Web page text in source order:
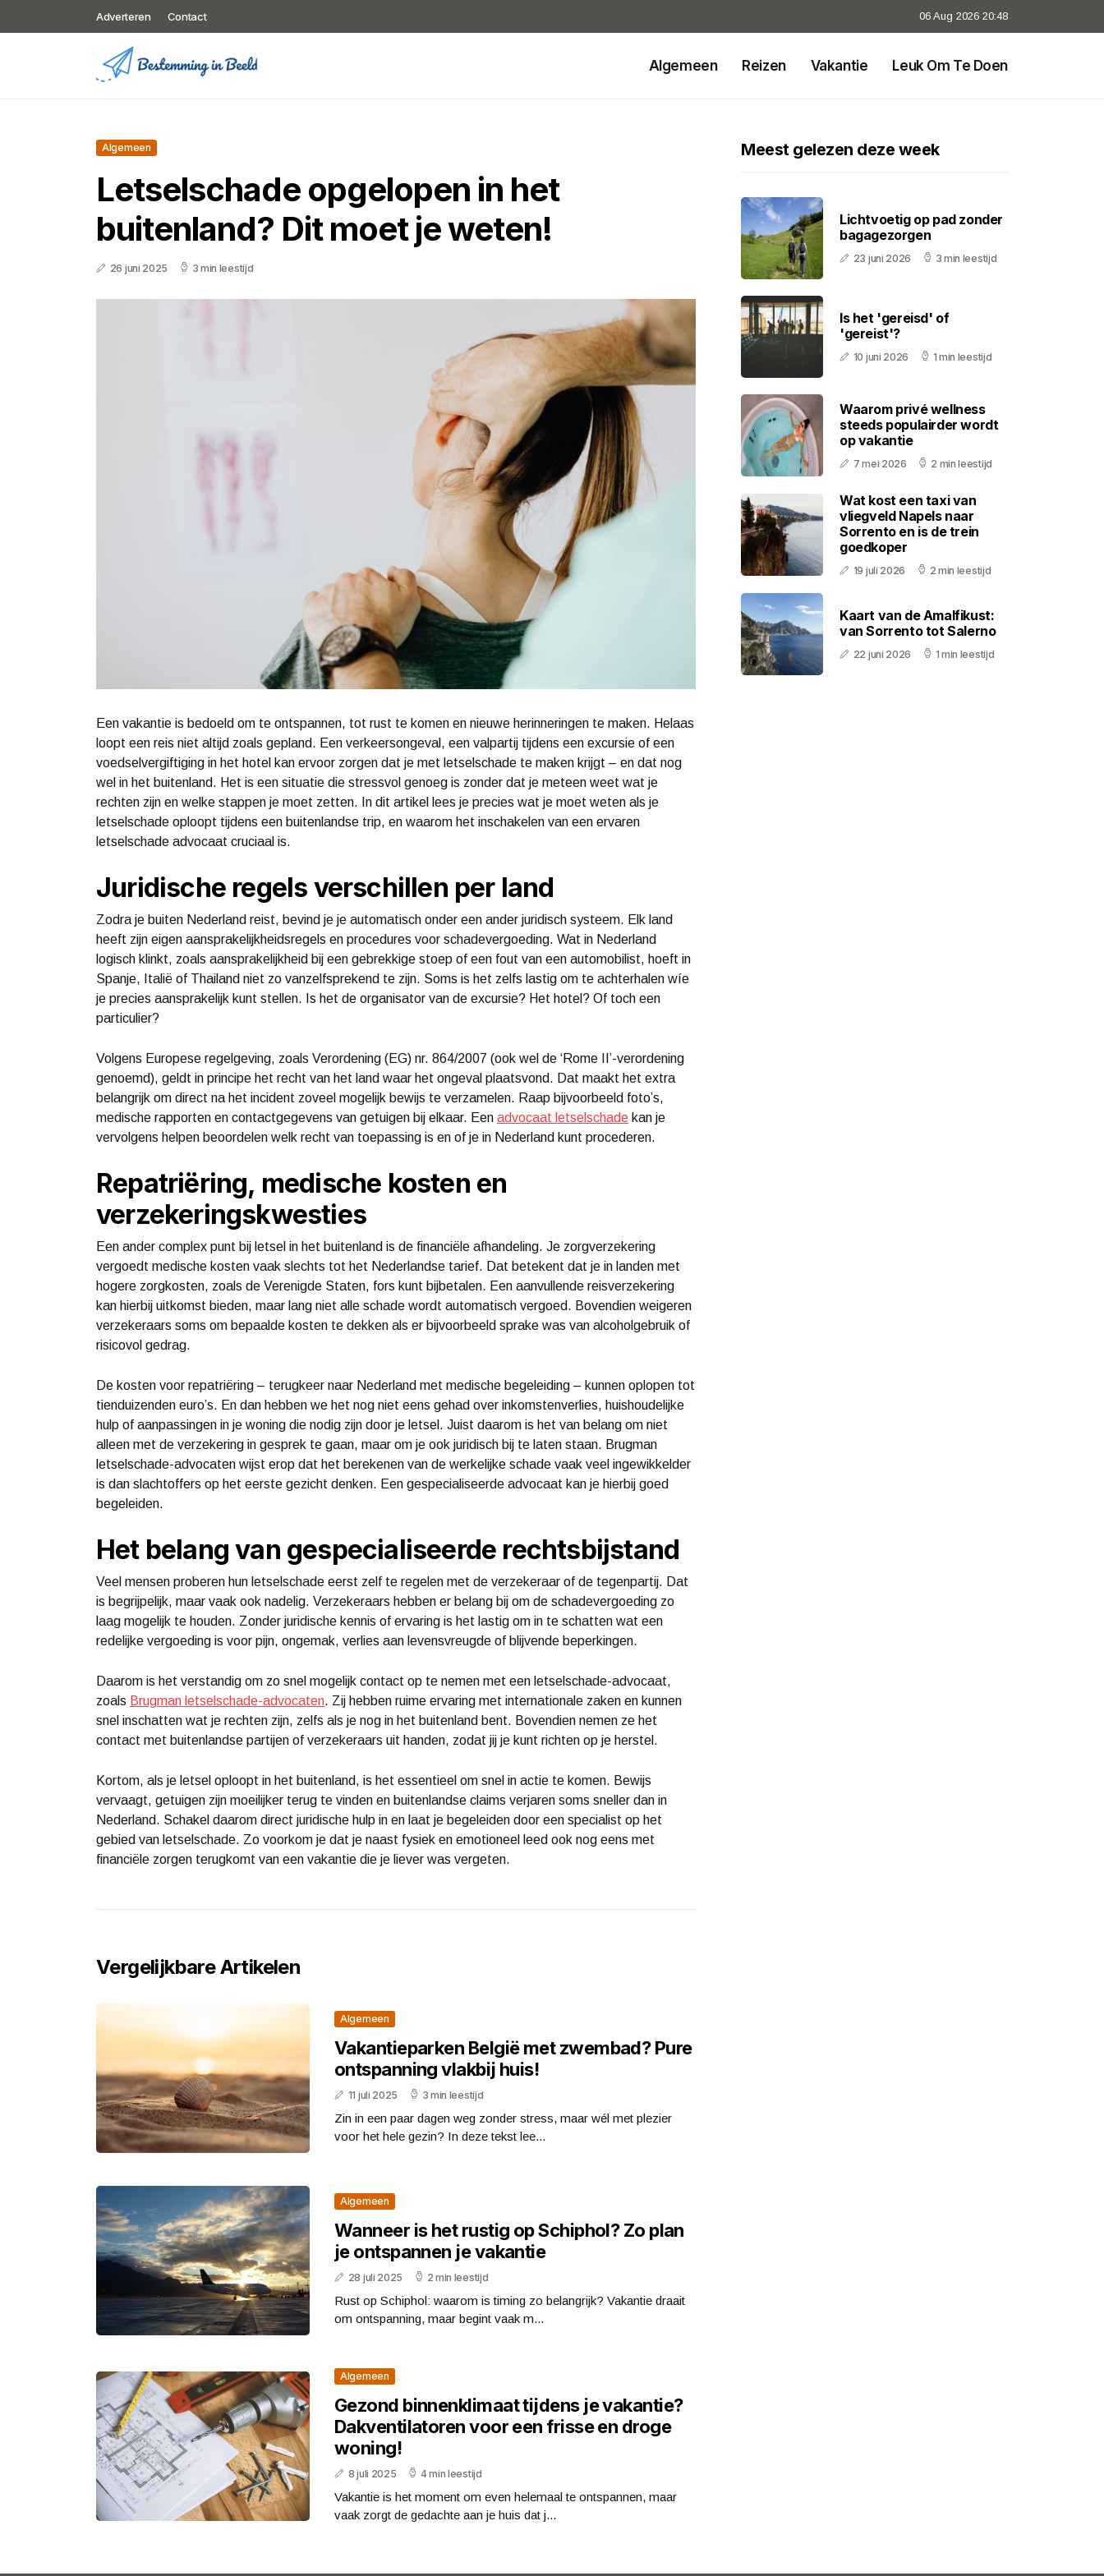
Adverteren Contact 06 Aug 2026 20:48
Algemeen Reizen Vakantie Leuk Om Te Doen
Algemeen
Letselschade opgelopen in het
buitenland? Dit moet je weten!
26 juni 2025 3 min leestijd
Een vakantie is bedoeld om te ontspannen, tot rust te komen en nieuwe herinneringen te maken. Helaas
loopt een reis niet altijd zoals gepland. Een verkeersongeval, een valpartij tijdens een excursie of een
voedselvergiftiging in het hotel kan ervoor zorgen dat je met letselschade te maken krijgt – en dat nog
wel in het buitenland. Het is een situatie die stressvol genoeg is zonder dat je meteen weet wat je
rechten zijn en welke stappen je moet zetten. In dit artikel lees je precies wat je moet weten als je
letselschade oploopt tijdens een buitenlandse trip, en waarom het inschakelen van een ervaren
letselschade advocaat cruciaal is.
Juridische regels verschillen per land
Zodra je buiten Nederland reist, bevind je je automatisch onder een ander juridisch systeem. Elk land
heeft zijn eigen aansprakelijkheidsregels en procedures voor schadevergoeding. Wat in Nederland
logisch klinkt, zoals aansprakelijkheid bij een gebrekkige stoep of een fout van een automobilist, hoeft in
Spanje, Italië of Thailand niet zo vanzelfsprekend te zijn. Soms is het zelfs lastig om te achterhalen wíe
je precies aansprakelijk kunt stellen. Is het de organisator van de excursie? Het hotel? Of toch een
particulier?
Volgens Europese regelgeving, zoals Verordening (EG) nr. 864/2007 (ook wel de ‘Rome II’-verordening
genoemd), geldt in principe het recht van het land waar het ongeval plaatsvond. Dat maakt het extra
belangrijk om direct na het incident zoveel mogelijk bewijs te verzamelen. Raap bijvoorbeeld foto’s,
medische rapporten en contactgegevens van getuigen bij elkaar. Een advocaat letselschade kan je
vervolgens helpen beoordelen welk recht van toepassing is en of je in Nederland kunt procederen.
Repatriëring, medische kosten en
verzekeringskwesties
Een ander complex punt bij letsel in het buitenland is de financiële afhandeling. Je zorgverzekering
vergoedt medische kosten vaak slechts tot het Nederlandse tarief. Dat betekent dat je in landen met
hogere zorgkosten, zoals de Verenigde Staten, fors kunt bijbetalen. Een aanvullende reisverzekering
kan hierbij uitkomst bieden, maar lang niet alle schade wordt automatisch vergoed. Bovendien weigeren
verzekeraars soms om bepaalde kosten te dekken als er bijvoorbeeld sprake was van alcoholgebruik of
risicovol gedrag.
De kosten voor repatriëring – terugkeer naar Nederland met medische begeleiding – kunnen oplopen tot
tienduizenden euro’s. En dan hebben we het nog niet eens gehad over inkomstenverlies, huishoudelijke
hulp of aanpassingen in je woning die nodig zijn door je letsel. Juist daarom is het van belang om niet
alleen met de verzekering in gesprek te gaan, maar om je ook juridisch bij te laten staan. Brugman
letselschade-advocaten wijst erop dat het berekenen van de werkelijke schade vaak veel ingewikkelder
is dan slachtoffers op het eerste gezicht denken. Een gespecialiseerde advocaat kan je hierbij goed
begeleiden.
Het belang van gespecialiseerde rechtsbijstand
Veel mensen proberen hun letselschade eerst zelf te regelen met de verzekeraar of de tegenpartij. Dat
is begrijpelijk, maar vaak ook nadelig. Verzekeraars hebben er belang bij om de schadevergoeding zo
laag mogelijk te houden. Zonder juridische kennis of ervaring is het lastig om in te schatten wat een
redelijke vergoeding is voor pijn, ongemak, verlies aan levensvreugde of blijvende beperkingen.
Daarom is het verstandig om zo snel mogelijk contact op te nemen met een letselschade-advocaat,
zoals Brugman letselschade-advocaten. Zij hebben ruime ervaring met internationale zaken en kunnen
snel inschatten wat je rechten zijn, zelfs als je nog in het buitenland bent. Bovendien nemen ze het
contact met buitenlandse partijen of verzekeraars uit handen, zodat jij je kunt richten op je herstel.
Kortom, als je letsel oploopt in het buitenland, is het essentieel om snel in actie te komen. Bewijs
vervaagt, getuigen zijn moeilijker terug te vinden en buitenlandse claims verjaren soms sneller dan in
Nederland. Schakel daarom direct juridische hulp in en laat je begeleiden door een specialist op het
gebied van letselschade. Zo voorkom je dat je naast fysiek en emotioneel leed ook nog eens met
financiële zorgen terugkomt van een vakantie die je liever was vergeten.
Vergelijkbare Artikelen
Algemeen
Vakantieparken België met zwembad? Pure
ontspanning vlakbij huis!
11 juli 2025 3 min leestijd
Zin in een paar dagen weg zonder stress, maar wél met plezier
voor het hele gezin? In deze tekst lee...
Algemeen
Wanneer is het rustig op Schiphol? Zo plan
je ontspannen je vakantie
28 juli 2025 2 min leestijd
Rust op Schiphol: waarom is timing zo belangrijk? Vakantie draait
om ontspanning, maar begint vaak m...
Algemeen
Gezond binnenklimaat tijdens je vakantie?
Dakventilatoren voor een frisse en droge
woning!
8 juli 2025 4 min leestijd
Vakantie is het moment om even helemaal te ontspannen, maar
vaak zorgt de gedachte aan je huis dat j...
Meest gelezen deze week
Lichtvoetig op pad zonder
bagagezorgen
23 juni 2026 3 min leestijd
Is het 'gereisd' of
'gereist'?
10 juni 2026 1 min leestijd
Waarom privé wellness
steeds populairder wordt
op vakantie
7 mei 2026 2 min leestijd
Wat kost een taxi van
vliegveld Napels naar
Sorrento en is de trein
goedkoper
19 juli 2026 2 min leestijd
Kaart van de Amalfikust:
van Sorrento tot Salerno
22 juni 2026 1 min leestijd